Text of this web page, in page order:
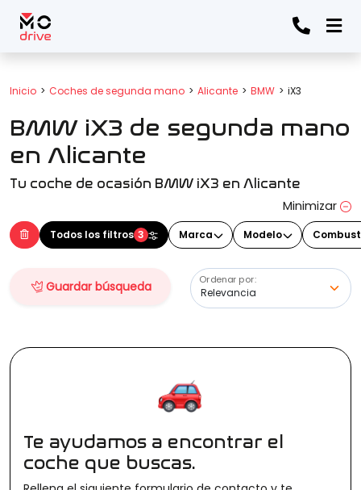
Inicio Coches de segunda mano Alicante BMW iX3
BMW iX3 de segunda mano
en Alicante
Tu coche de ocasión BMW iX3 en Alicante
Minimizar
Todos los filtros 3 Marca Modelo
Guardar búsqueda Ordenar por:
Todos los filtros
Marca
(Elige una o varias marcas)
(Elige uno o varios modelos)
Precio
Cuota
Te ayudamos a encontrar el
coche que buscas.